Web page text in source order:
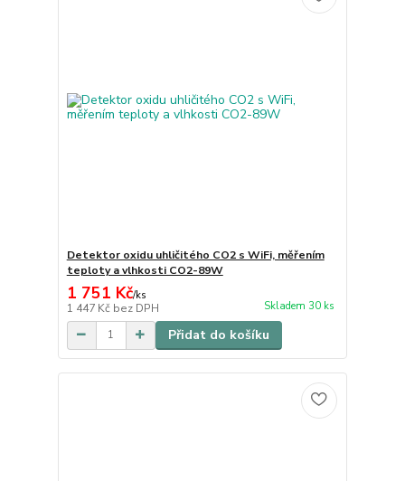
Detektor oxidu uhličitého CO2 s WiFi, měřením
teploty a vlhkosti CO2-89W
1 751 Kč/ks
1 447 Kč bez DPH Skladem 30 ks
Přidat do košíku